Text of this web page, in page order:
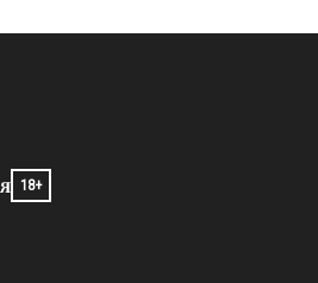
18+